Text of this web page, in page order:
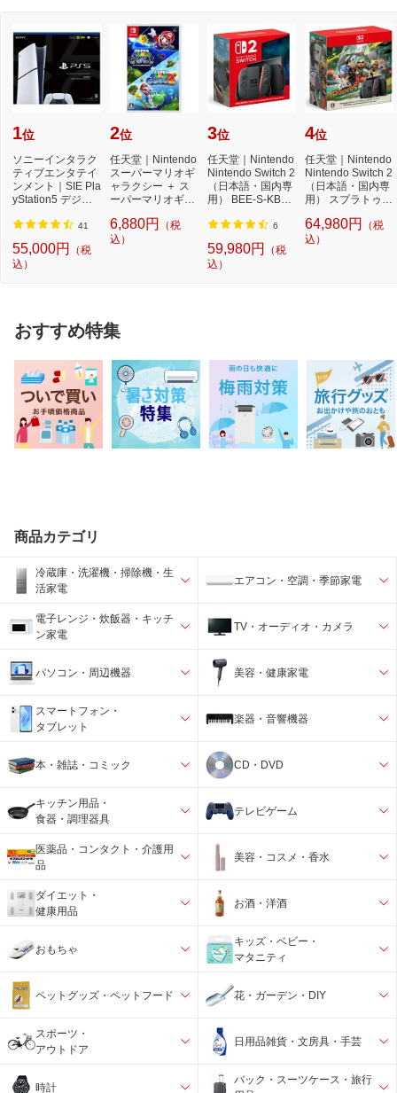
1位
ソニーインタラク
ティブエンタテイ
ンメント｜SIE Pla
yStation5 デジタ
41
55,000円
（税
込）
2位
任天堂｜Nintendo
スーパーマリオギ
ャラクシー ＋ ス
ーパーマリオギャ
6,880円
（税
込）
3位
任天堂｜Nintendo
Nintendo Switch 2
（日本語・国内専
用） BEE-S-KB6C
6
59,980円
（税
込）
4位
任天堂｜Nintendo
Nintendo Switch 2
（日本語・国内専
用） スプラトゥー
64,980円
（税
込）
おすすめ特集
商品カテゴリ
冷蔵庫・洗濯機・掃除機・生
活家電
エアコン・空調・季節家電
電子レンジ・炊飯器・キッチ
ン家電
TV・オーディオ・カメラ
パソコン・周辺機器 美容・健康家電
スマートフォン・
タブレット
楽器・音響機器
本・雑誌・コミック CD・DVD
キッチン用品・
食器・調理器具
テレビゲーム
医薬品・コンタクト・介護用
品
美容・コスメ・香水
ダイエット・
健康用品
お酒・洋酒
おもちゃ
キッズ・ベビー・
マタニティ
ペットグッズ・ペットフード 花・ガーデン・DIY
スポーツ・
アウトドア
日用品雑貨・文房具・手芸
時計
バック・スーツケース・旅行